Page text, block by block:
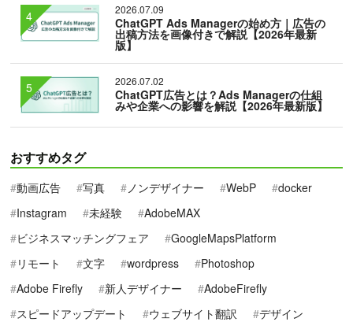
2026.07.09
ChatGPT Ads Managerの始め方｜広告の
出稿方法を画像付きで解説【2026年最新
版】
2026.07.02
ChatGPT広告とは？Ads Managerの仕組
みや企業への影響を解説【2026年最新版】
おすすめタグ
動画広告 写真 ノンデザイナー WebP
docker
Instagram
未経験
AdobeMAX
ビジネスマッチングフェア
GoogleMapsPlatform
リモート
文字 wordpress
Photoshop
Adobe Firefly
新人デザイナー
AdobeFirefly
スピードアップデート
ウェブサイト翻訳
デザイン